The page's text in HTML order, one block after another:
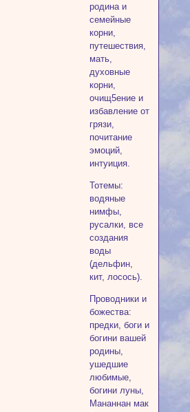
родина и
семейные
корни,
путешествия,
мать,
духовные
корни,
очищ5ение и
избавление от
грязи,
почитание
эмоций,
интуиция.
Тотемы:
водяные
нимфы,
русалки, все
создания
воды
(дельфин,
кит, лосось).
Проводники и
божества:
предки, боги и
богини вашей
родины,
ушедшие
любимые,
богини луны,
Мананнан мак